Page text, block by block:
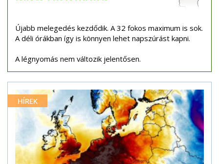
Újabb melegedés kezdődik. A 32 fokos maximum is sok.
A déli órákban így is könnyen lehet napszúrást kapni.
A légnyomás nem változik jelentősen.
HÍREK